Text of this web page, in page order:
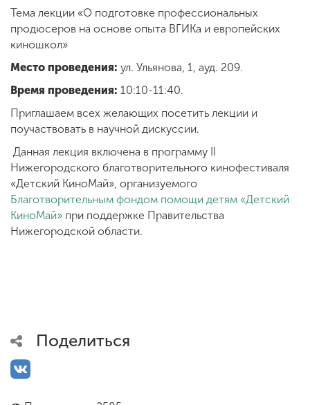
Тема лекции «О подготовке профессиональных
продюсеров на основе опыта ВГИКа и европейских
киношкол»
Место проведения: ул. Ульянова, 1, ауд. 209.
Время проведения: 10:10-11:40.
Приглашаем всех желающих посетить лекции и
поучаствовать в научной дискуссии.
Данная лекция включена в программу II
Нижегородского благотворительного кинофестиваля
«Детский КиноМай», организуемого
Благотворительным фондом помощи детям «Детский
КиноМай» при поддержке Правительства
Нижегородской области.
Поделиться